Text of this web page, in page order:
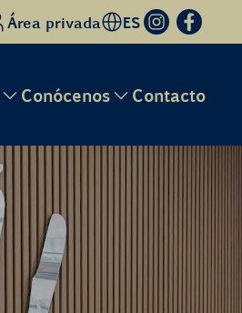
Área privada ES
Conócenos Contacto